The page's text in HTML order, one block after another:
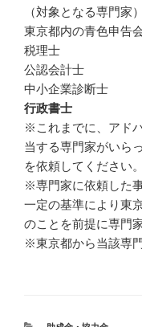
（対象となる専門家）
東京都内の青色申告
税理士
公認会計士
中小企業診断士
行政書士
※これまでに、アド
当する専門家がいら
を依頼してください。
※専門家に依頼した
一定の基準により東
のことを前提に専門
※東京都から当該専